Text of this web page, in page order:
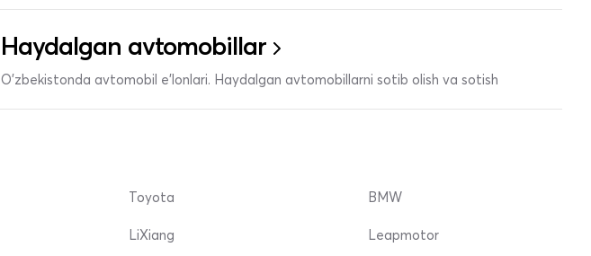
Haydalgan avtomobillar
O'zbekistonda avtomobil e’lonlari. Haydalgan avtomobillarni sotib olish va sotish
Toyota
LiXiang
BMW
Leapmotor